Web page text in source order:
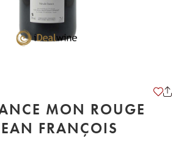
MON ROUGE
FRANÇOIS